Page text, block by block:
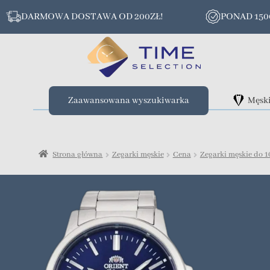
DARMOWA DOSTAWA OD 200ZŁ! PONAD
Zaawansowana wyszukiwarka
Strona główna Zegarki męskie Cena Zegarki męskie do